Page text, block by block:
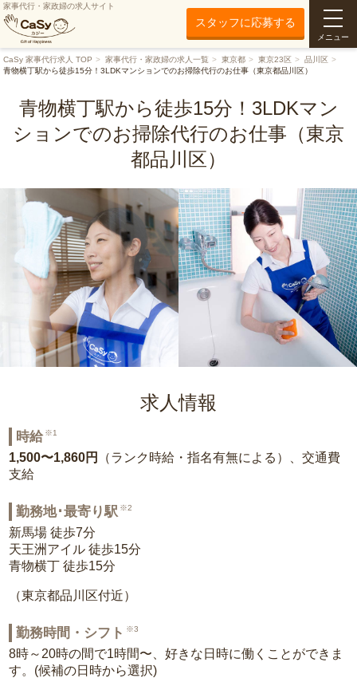
家事代行・家政婦の求人サイト
スタッフに応募する
メニュー
CaSy 家事代行求人 TOP 家事代行・家政婦の求人一覧 東京都 東京23区
品川区
青物横丁駅から徒歩15分！3LDKマンションでのお掃除代行のお仕事（東京都品川区）
青物横丁駅から徒歩15分！3LDKマン
ションでのお掃除代行のお仕事（東京
都品川区）
求人情報
時給 ※1
1,500〜1,860円
（ランク時給・指名有無による）、交通費
支給
勤務地･最寄り駅 ※2
新馬場 徒歩7分
天王洲アイル 徒歩15分
青物横丁 徒歩15分
（東京都品川区付近）
勤務時間・シフト ※3
8時～20時の間で1時間〜、好きな日時に働くことができま
す。(候補の日時から選択)